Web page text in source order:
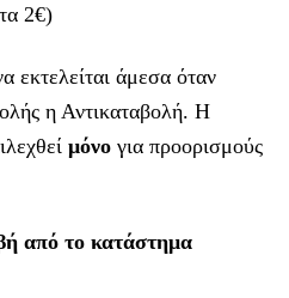
2€)
εκτελείται άμεσα όταν
η Αντικαταβολή. Η
μόνο για προορισμούς
από το κατάστημα